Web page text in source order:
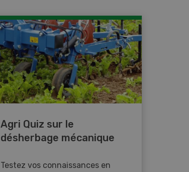
Agri Quiz sur le
désherbage mécanique
Testez vos connaissances en